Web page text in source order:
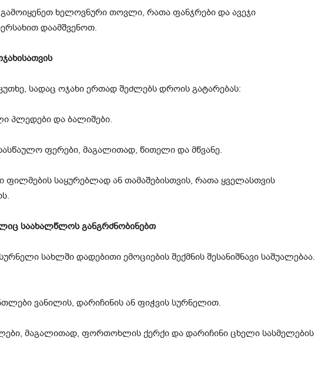
ხელოვნური თოვლი, რათა ფანჯრები და ავეჯი
დაამშვენოთ.
სადაც ოჯახი ერთად შეძლებს დროის გატარებას:
პლედები და ბალიშები.
ფერები, მაგალითად, წითელი და მწვანე.
ფილმების საყურებლად ან თამაშებისთვის, რათა ყველასთვის
საახალწლოს განგრძნობინებთ
სახლში დადებითი ემოციების შექმნის შესანიშნავი საშუალებაა.
ვანილის, დარიჩინის ან ფიჭვის სურნელით.
მაგალითად, ფორთოხლის ქერქი და დარიჩინი ცხელი სასმელების